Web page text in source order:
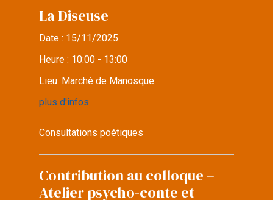
La Diseuse
Date : 15/11/2025
Heure : 10:00 - 13:00
Lieu: Marché de Manosque
plus d'infos
Consultations poétiques
Contribution au colloque –
Atelier psycho-conte et